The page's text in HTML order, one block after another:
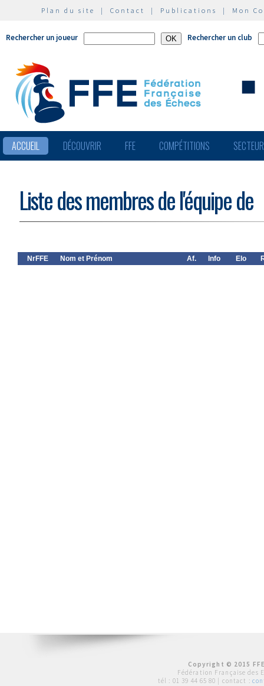
Plan du site | Contact | Publications | Mon
Rechercher un joueur Rechercher un club
ACCUEIL DÉCOUVRIR FFE COMPÉTITIONS
Liste des membres de l'équipe de
NrFFE Nom et Prénom Af. Info Elo
Copyright © 2015
Fédération Française des
tél : 01 39 44 65 80 | contact :